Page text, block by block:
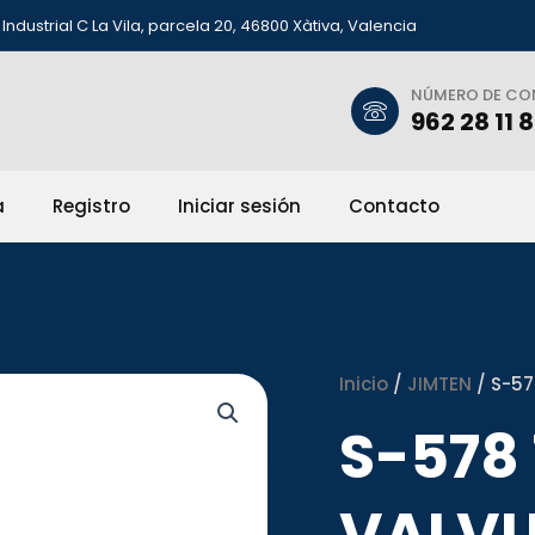
C La Vila, parcela 20, 46800 Xàtiva, Valencia
NÚMERO DE
962 28 11
Registro Iniciar sesión Contacto
Inicio / JIMTEN / S-
S-578